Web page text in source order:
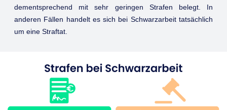
dementsprechend mit sehr geringen Strafen belegt. In
anderen Fällen handelt es sich bei Schwarzarbeit tatsächlich
um eine Straftat.